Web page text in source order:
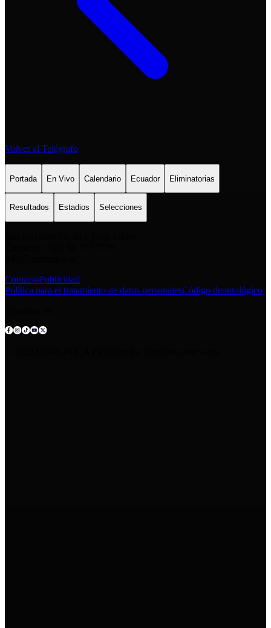
Volver al Telégrafo
Portada En Vivo Calendario Ecuador Eliminatorias
Resultados Estadios Selecciones
ContactoPublicidad
Política para el tratamiento de datos personalesCódigo deontológico